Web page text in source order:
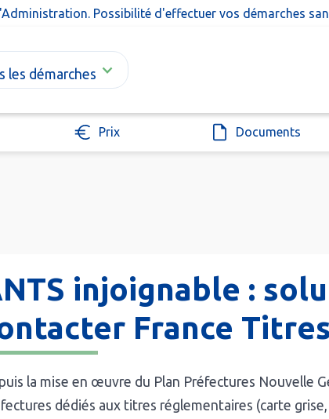
Possibilité d'effectuer vos démarches
les démarches
Prix Documents
injoignable :
France Titres
la mise en œuvre du Plan Préfectures Nouvelle
dédiés aux titres réglementaires (carte